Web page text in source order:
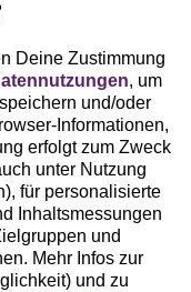
Deine Zustimmung
, um
und/oder
Informationen,
erfolgt zum Zweck
unter Nutzung
für personalisierte
Inhaltsmessungen
und
Mehr Infos zur
und zu